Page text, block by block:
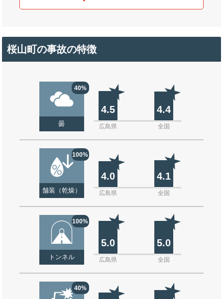
桜山町の事故の特徴
40%
曇
4.5 4.4
広島県 全国
100%
舗装（乾燥）
4.0 4.1
広島県 全国
100%
トンネル
5.0 5.0
広島県 全国
40%